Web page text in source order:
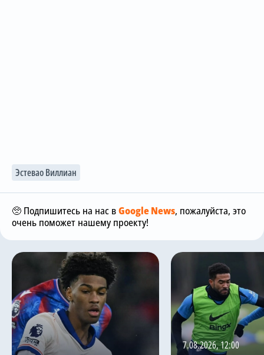
Эстевао Виллиан
🥺 Подпишитесь на нас вGoogle News, пожалуйста, это
очень поможет нашему проекту!
7.08.2026, 12:00